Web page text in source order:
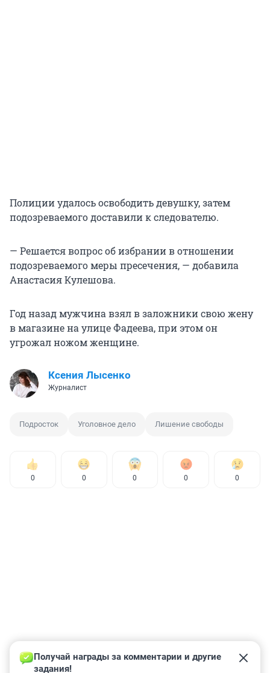
Полиции удалось освободить девушку, затем
подозреваемого доставили к следователю.
— Решается вопрос об избрании в отношении
подозреваемого меры пресечения, — добавила
Анастасия Кулешова.
Год назад мужчина взял в заложники свою жену
в магазине на улице Фадеева, при этом он
угрожал ножом женщине.
Ксения Лысенко
Журналист
Подросток Уголовное дело Лишение свободы
0 0 0 0 0
Получай награды за комментарии и другие
задания!